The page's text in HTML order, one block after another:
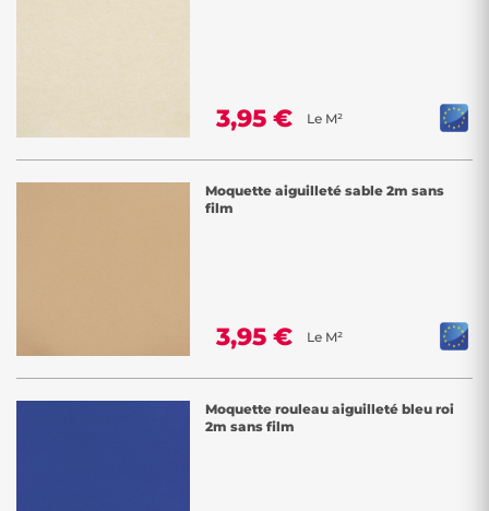
3,95 € Le M²
Moquette aiguilleté sable 2m sans
film
3,95 € Le M²
Moquette rouleau aiguilleté bleu roi
2m sans film